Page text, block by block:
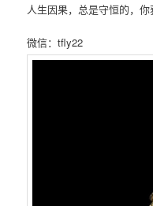
人生因果，总是守恒的，你
微信：tfly22